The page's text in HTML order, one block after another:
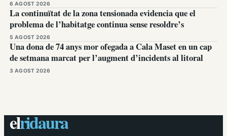
6 AGOST 2026
La continuïtat de la zona tensionada evidencia que el
problema de l’habitatge continua sense resoldre’s
5 AGOST 2026
Una dona de 74 anys mor ofegada a Cala Maset en un cap
de setmana marcat per l’augment d’incidents al litoral
3 AGOST 2026
elridaura